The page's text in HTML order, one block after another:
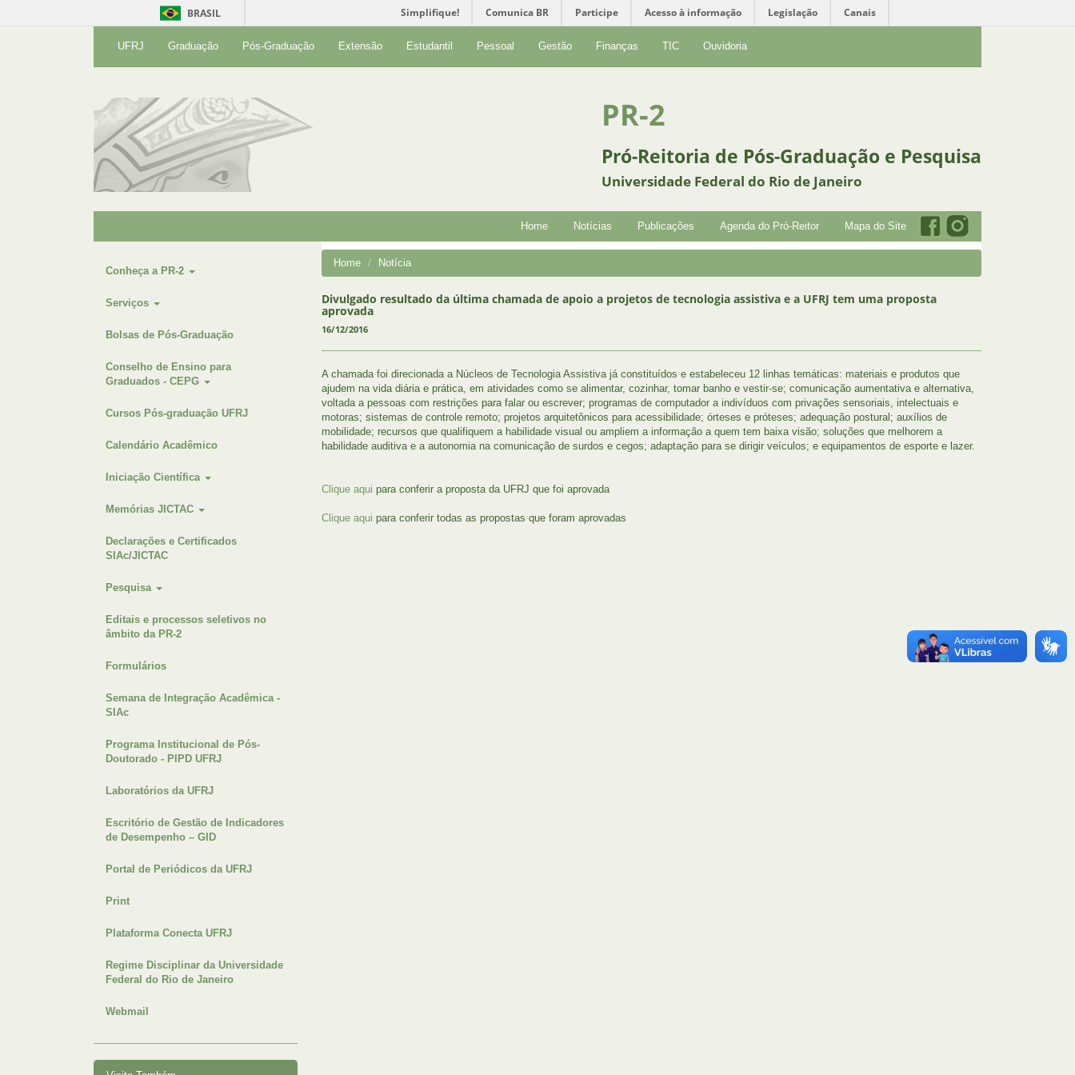
BRASIL Simplifique! Comunica BR Participe Acesso à informação Legislação Canais
UFRJ Graduação Pós-Graduação Extensão Estudantil Pessoal Gestão Finanças TIC Ouvidoria
PR-2
Pró-Reitoria de Pós-Graduação e Pesquisa
Universidade Federal do Rio de Janeiro
Home Notícias Publicações Agenda do Pró-Reitor Mapa do Site
Conheça a PR-2
Serviços
Bolsas de Pós-Graduação
Conselho de Ensino para
Graduados - CEPG
Cursos Pós-graduação UFRJ
Calendário Acadêmico
Iniciação Científica
Memórias JICTAC
Declarações e Certificados
SIAc/JICTAC
Pesquisa
Editais e processos seletivos no
âmbito da PR-2
Formulários
Semana de Integração Acadêmica -
SIAc
Programa Institucional de Pós-
Doutorado - PIPD UFRJ
Laboratórios da UFRJ
Escritório de Gestão de Indicadores
de Desempenho – GID
Portal de Periódicos da UFRJ
Print
Plataforma Conecta UFRJ
Regime Disciplinar da Universidade
Federal do Rio de Janeiro
Webmail
Home Notícia
Divulgado resultado da última chamada de apoio a projetos de tecnologia assistiva e a UFRJ tem uma proposta
aprovada
16/12/2016
A chamada foi direcionada a Núcleos de Tecnologia Assistiva já constituídos e estabeleceu 12 linhas temáticas: materiais e produtos que
ajudem na vida diária e prática, em atividades como se alimentar, cozinhar, tomar banho e vestir-se; comunicação aumentativa e alternativa,
voltada a pessoas com restrições para falar ou escrever; programas de computador a indivíduos com privações sensoriais, intelectuais e
motoras; sistemas de controle remoto; projetos arquitetônicos para acessibilidade; órteses e próteses; adequação postural; auxílios de
mobilidade; recursos que qualifiquem a habilidade visual ou ampliem a informação a quem tem baixa visão; soluções que melhorem a
habilidade auditiva e a autonomia na comunicação de surdos e cegos; adaptação para se dirigir veículos; e equipamentos de esporte e lazer.
Clique aqui para conferir a proposta da UFRJ que foi aprovada
Clique aqui para conferir todas as propostas que foram aprovadas